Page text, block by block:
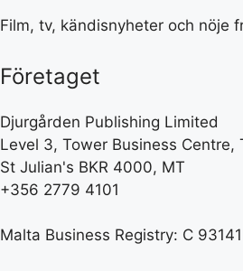
Film, tv, kändisnyheter och nöje
Företaget
Djurgården Publishing Limited
Level 3, Tower Business Centre,
St Julian's BKR 4000, MT
+356 2779 4101
Malta Business Registry: C 93141